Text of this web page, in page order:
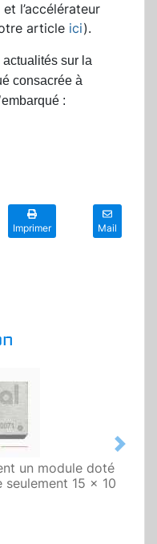
l’accélérateur
article ici).
sur la
consacrée à
:
Imprimer Mail
un module doté
seulement 15 x 10
Next